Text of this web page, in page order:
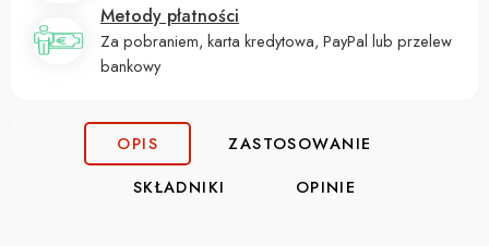
Metody płatności
Za pobraniem, karta kredytowa, PayPal lub przelew
bankowy
OPIS
ZASTOSOWANIE
SKŁADNIKI
OPINIE